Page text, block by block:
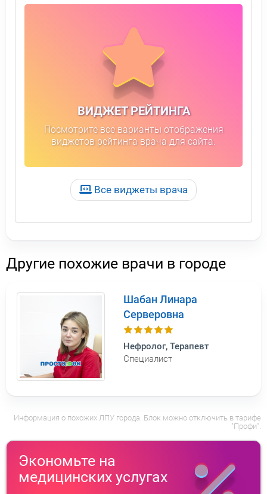
ВИДЖЕТ РЕЙТИНГА
Посмотрите все варианты отображения
виджетов рейтинга врача для сайта.
Все виджеты врача
Другие похожие врачи в городе
Шабан Линара
Серверовна
Нефролог, Терапевт
Специалист
Информация о похожих ЛПУ города. Блок можно отключить в тарифе
"Профи".
Экономьте на
медицинских услугах